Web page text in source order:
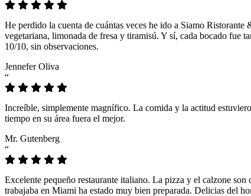
He perdido la cuenta de cuántas veces he ido a Siamo
vegetariana, limonada de fresa y tiramisú. Y sí, cada bocado fue
10/10, sin observaciones.
Jennefer Oliva
“
Increíble, simplemente magnífico. La comida y la actitud
tiempo en su área fuera el mejor.
Mr. Gutenberg
“
Excelente pequeño restaurante italiano. La pizza y el calzone
trabajaba en Miami ha estado muy bien preparada. Delicias del